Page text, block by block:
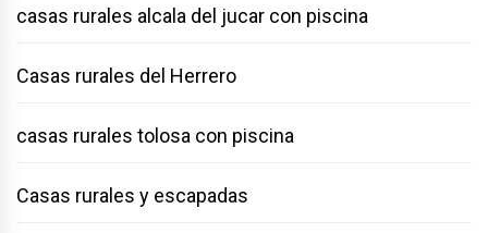
casas rurales alcala del jucar con piscina
Casas rurales del Herrero
casas rurales tolosa con piscina
Casas rurales y escapadas